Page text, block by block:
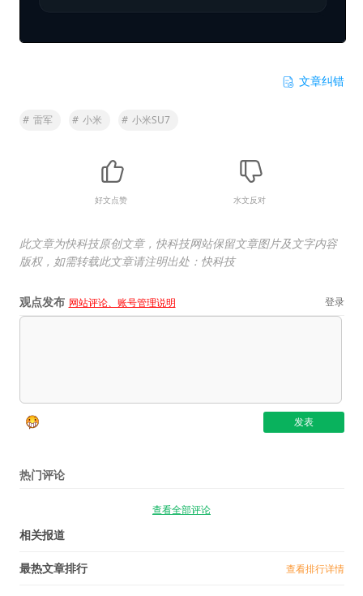
文章纠错
# 雷军 # 小米 # 小米SU7
好文点赞 水文反对
此文章为快科技原创文章，快科技网站保留文章图片及文字内容
版权，如需转载此文章请注明出处：快科技
观点发布 网站评论、账号管理说明 登录
热门评论
查看全部评论
相关报道
最热文章排行 查看排行详情